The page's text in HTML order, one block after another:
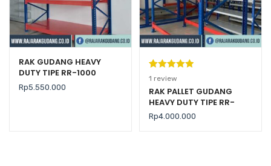
RAK GUDANG HEAVY
DUTY TIPE RR-1000
Rp5.550.000
Peringkat
5.00dari 5
berdasarka
n
1
penilaian
1 review
RAK PALLET GUDANG
HEAVY DUTY TIPE RR-
2000 KAPASITAS 2 TON /
LEVEL
Rp4.000.000